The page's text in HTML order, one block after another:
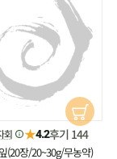
회 ★4.2후기 144
(20장/20~30g/무농약)